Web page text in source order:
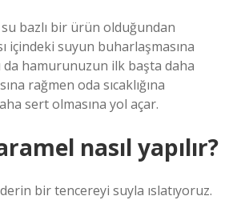
bazlı bir ürün olduğundan
içindeki suyun buharlaşmasına
hamurunuzun ilk başta daha
rağmen oda sıcaklığına
sert olmasına yol açar.
nasıl yapılır?
bir tencereyi suyla ıslatıyoruz.